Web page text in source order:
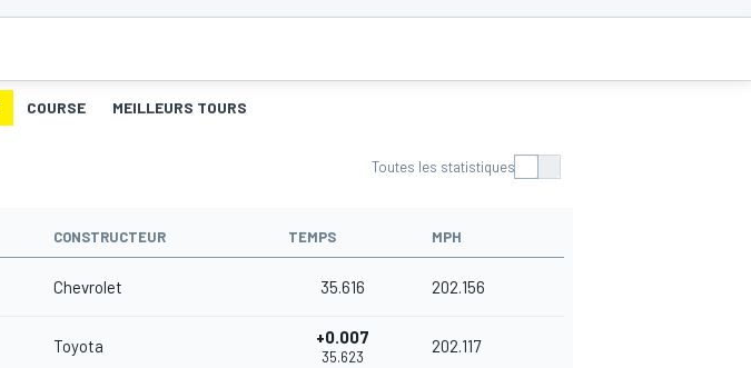
COURSE MEILLEURS TOURS
Toutes les statistiques
CONSTRUCTEUR TEMPS MPH
Chevrolet 35.616 202.156
Toyota +0.007
35.623
202.117